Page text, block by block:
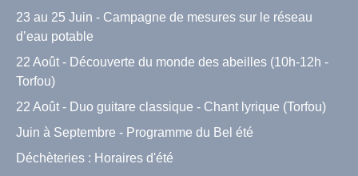
23 au 25 Juin - Campagne de mesures sur le réseau
d’eau potable
22 Août - Découverte du monde des abeilles (10h-12h -
Torfou)
22 Août - Duo guitare classique - Chant lyrique (Torfou)
Juin à Septembre - Programme du Bel été
Déchèteries : Horaires d'été